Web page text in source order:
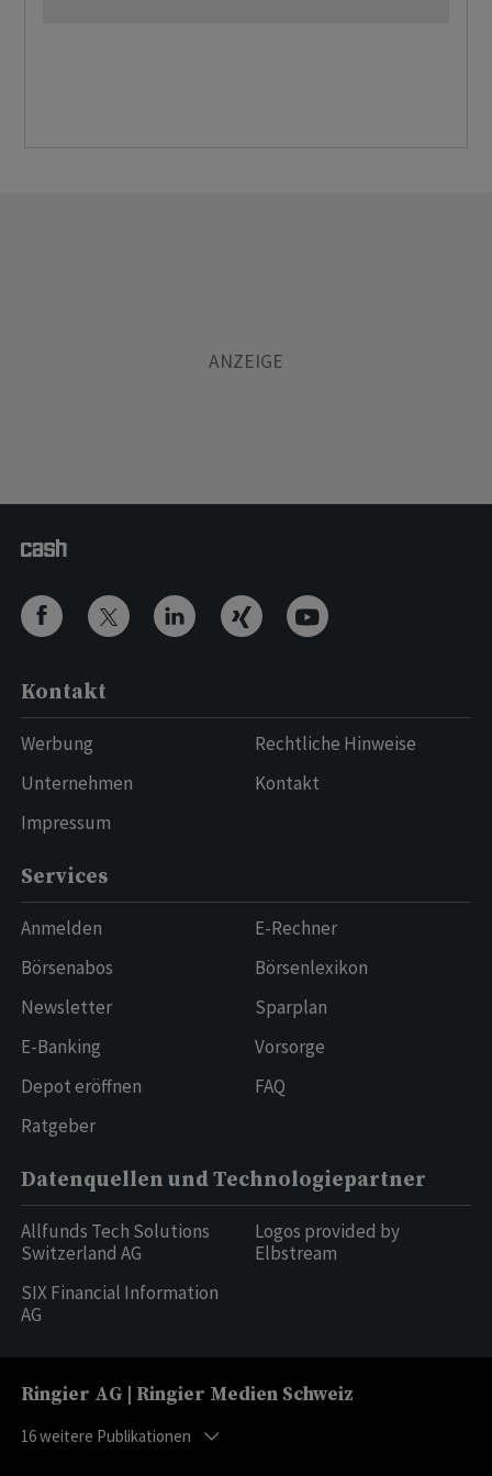
Kontakt
Werbung
Unternehmen
Impressum
Rechtliche Hinweise
Kontakt
Services
Anmelden
Börsenabos
Newsletter
E-Banking
Depot eröffnen
Ratgeber
E-Rechner
Börsenlexikon
Sparplan
Vorsorge
FAQ
Datenquellen und Technologiepartner
Allfunds Tech Solutions
Switzerland AG
SIX Financial Information
AG
Logos provided by
Elbstream
Ringier AG | Ringier Medien Schweiz
16weitere Publikationen